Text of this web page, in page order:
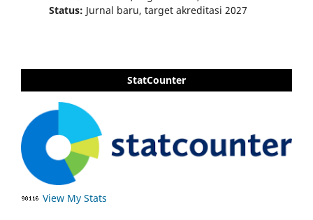
Status: Jurnal baru, target akreditasi 2027
StatCounter
View My Stats